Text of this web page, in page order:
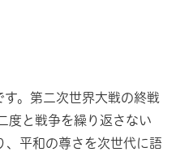
。第二次世界大戦の終戦
度と戦争を繰り返さない
、平和の尊さを次世代に語